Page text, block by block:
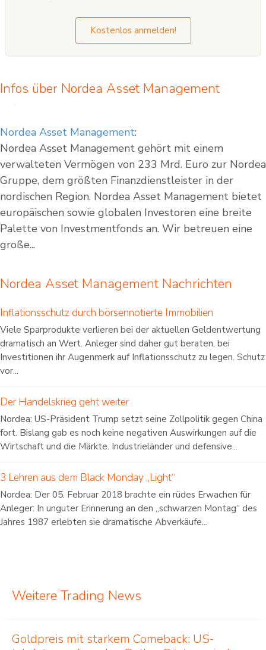
Kostenlos anmelden!
Infos über Nordea Asset Management
Nordea Asset Management:
Nordea Asset Management gehört mit einem
verwalteten Vermögen von 233 Mrd. Euro zur Nordea
Gruppe, dem größten Finanzdienstleister in der
nordischen Region. Nordea Asset Management bietet
europäischen sowie globalen Investoren eine breite
Palette von Investmentfonds an. Wir betreuen eine
große...
Nordea Asset Management Nachrichten
Inflationsschutz durch börsennotierte Immobilien
Viele Sparprodukte verlieren bei der aktuellen Geldentwertung
dramatisch an Wert. Anleger sind daher gut beraten, bei
Investitionen ihr Augenmerk auf Inflationsschutz zu legen. Schutz
vor...
Der Handelskrieg geht weiter
Nordea: US-Präsident Trump setzt seine Zollpolitik gegen China
fort. Bislang gab es noch keine negativen Auswirkungen auf die
Wirtschaft und die Märkte. Industrieländer und defensive...
3 Lehren aus dem Black Monday „Light“
Nordea: Der 05. Februar 2018 brachte ein rüdes Erwachen für
Anleger: In unguter Erinnerung an den „schwarzen Montag“ des
Jahres 1987 erlebten sie dramatische Abverkäufe...
Weitere Trading News
Goldpreis mit starkem Comeback: US-